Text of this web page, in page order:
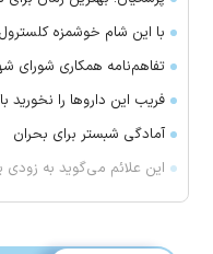
با این شام خوشمزه کلسترول
تفاهم‌نامه همکاری شورای
فریب این دارو‌ها را
آمادگی شبستر برای بحران
این علائم می‌گوید به